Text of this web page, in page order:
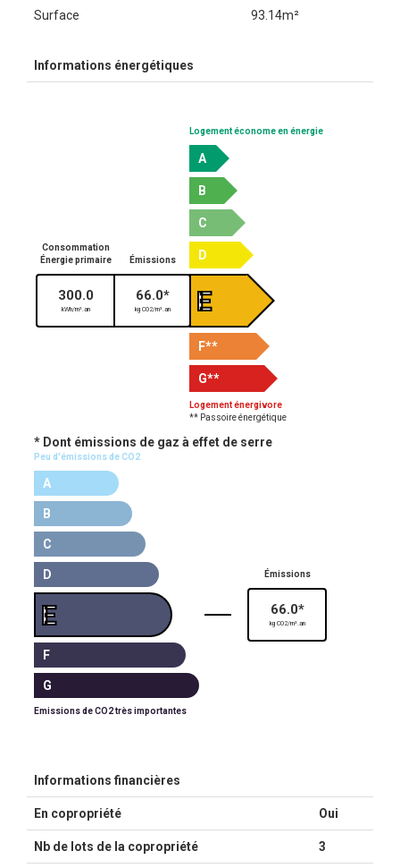
Surface 93.14m²
Informations énergétiques
Logement économe en énergie
A
B
C
D
300.0
kWh/m².an
Consommation
Énergie primaire
66.0*
kg CO2/m².an
Émissions
E
F**
G**
Logement énergivore
** Passoire énergétique
* Dont émissions de gaz à effet de serre
Peu d'émissions de CO2
A
B
C
D
66.0*
kg CO2/m².an
Émissions
E
F
G
Emissions de CO2 très importantes
Informations financières
En copropriété Oui
Nb de lots de la copropriété 3